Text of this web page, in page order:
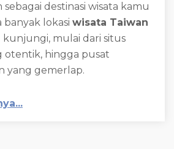
destinasi wisata kamu
banyak lokasi wisata Taiwan
kunjungi, mulai dari situs
otentik, hingga pusat
yang gemerlap.